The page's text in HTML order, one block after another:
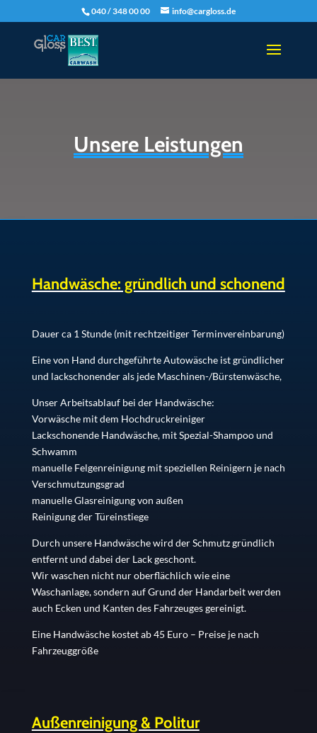
040 / 348 00 00 info@cargloss.de
Unsere Leistungen
Handwäsche: gründlich und schonend
Dauer ca 1 Stunde (mit rechtzeitiger Terminvereinbarung)
Eine von Hand durchgeführte Autowäsche ist gründlicher
und lackschonender als jede Maschinen-/Bürstenwäsche,
Unser Arbeitsablauf bei der Handwäsche:
Vorwäsche mit dem Hochdruckreiniger
Lackschonende Handwäsche, mit Spezial-Shampoo und
Schwamm
manuelle Felgenreinigung mit speziellen Reinigern je nach
Verschmutzungsgrad
manuelle Glasreinigung von außen
Reinigung der Türeinstiege
Durch unsere Handwäsche wird der Schmutz gründlich
entfernt und dabei der Lack geschont.
Wir waschen nicht nur oberflächlich wie eine
Waschanlage, sondern auf Grund der Handarbeit werden
auch Ecken und Kanten des Fahrzeuges gereinigt.
Eine Handwäsche kostet ab 45 Euro – Preise je nach
Fahrzeuggröße
Außenreinigung & Politur